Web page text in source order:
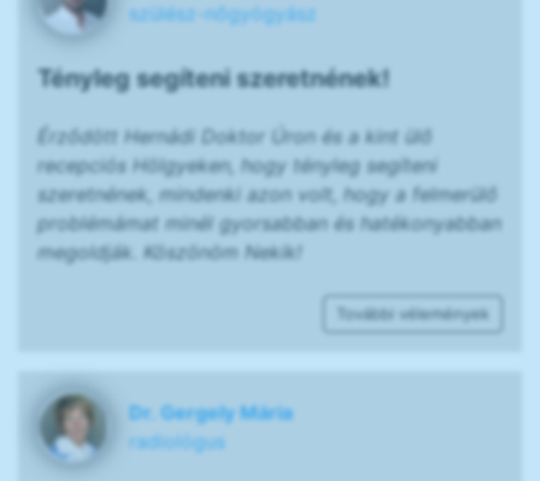
szülész-nőgyógyász
Tényleg segíteni szeretnének!
Érződött Hernádi Doktor Úron és a kint ülő
recepciós Hölgyeken, hogy tényleg segíteni
szeretnének, mindenki azon volt, hogy a felmerülő
problémámat minél gyorsabban és hatékonyabban
megoldják. Köszönöm Nekik!
További vélemények
Dr. Gergely Mária
radiológus